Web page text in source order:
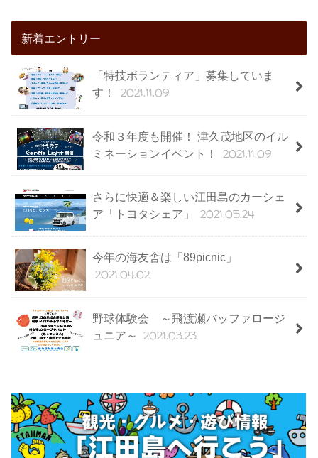
新着エントリー
「特技ボランティア」募集していま
す！
2021.11.09
令和３年度も開催！ 津久茂地区のイル
ミネーションイベント！
2021.11.09
さらに快適＆楽しい江田島のカーシェ
ア「トヨタシェア」
2021.05.24
今年の海友舎は「89picnic」
2021.04.02
野球体験会 ～飛渡瀬バッファロージ
ュニア～
2021.03.23